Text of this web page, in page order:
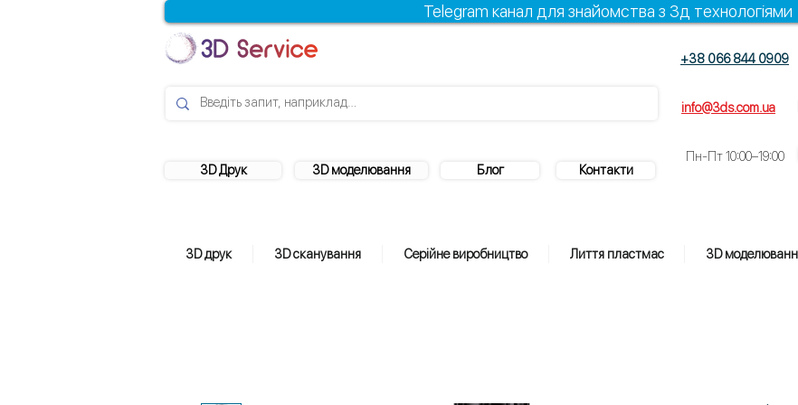
Telegram канал для знайомства з 3д технологіями
3D Друк 3D моделювання Блог Контакти
+38 066 844 0909
info@3ds.com.ua
Пн-Пт 10:00–19:00
3D друк 3D сканування Серійне виробництво Лиття пластмас 3D